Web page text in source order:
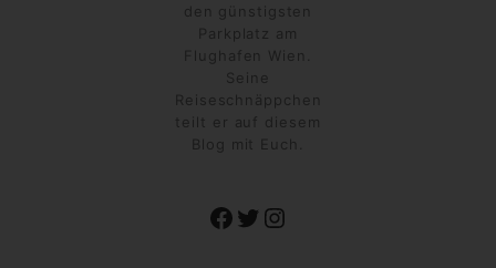
den günstigsten
Parkplatz am
Flughafen Wien.
Seine
Reiseschnäppchen
teilt er auf diesem
Blog mit Euch.
Facebook
TwitterInstagram